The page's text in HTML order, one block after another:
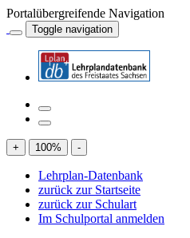
Portalübergreifende Navigation
Toggle navigation
+ 100% -
Lehrplan-Datenbank
zurück zur Startseite
zurück zur Schulart
Im Schulportal anmelden